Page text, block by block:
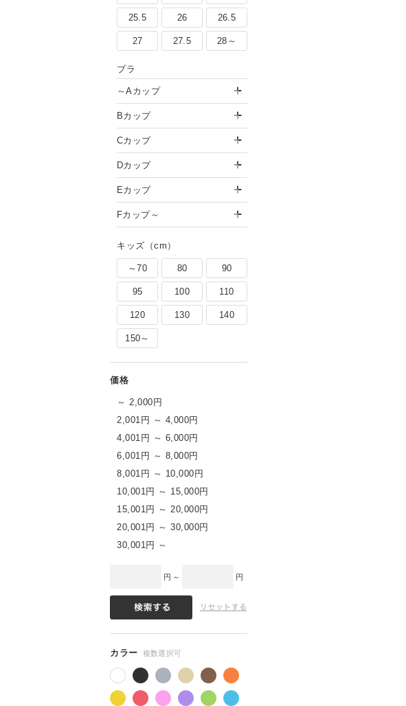
25.5 26 26.5
27 27.5 28～
ブラ
～Aカップ
Bカップ
Cカップ
Dカップ
Eカップ
Fカップ～
キッズ（cm）
～70 80 90
95 100 110
120 130 140
150～
～ 2,000円
2,001円 ～ 4,000円
4,001円 ～ 6,000円
6,001円 ～ 8,000円
8,001円 ～ 10,000円
10,001円 ～ 15,000円
15,001円 ～ 20,000円
20,001円 ～ 30,000円
30,001円 ～
円 ～ 円